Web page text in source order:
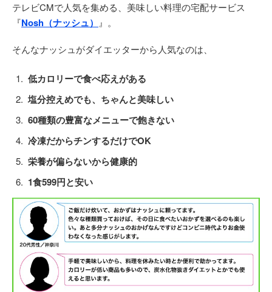
テレビCMで人気を集める、美味しい料理の宅配サービス
『Nosh（ナッシュ） 』。
そんなナッシュがダイエッターから人気なのは、
低カロリーで食べ応えがある
塩分控えめでも、ちゃんと美味しい
60種類の豊富なメニューで飽きない
冷凍だからチンするだけでOK
栄養が偏らないから健康的
1食599円と安い